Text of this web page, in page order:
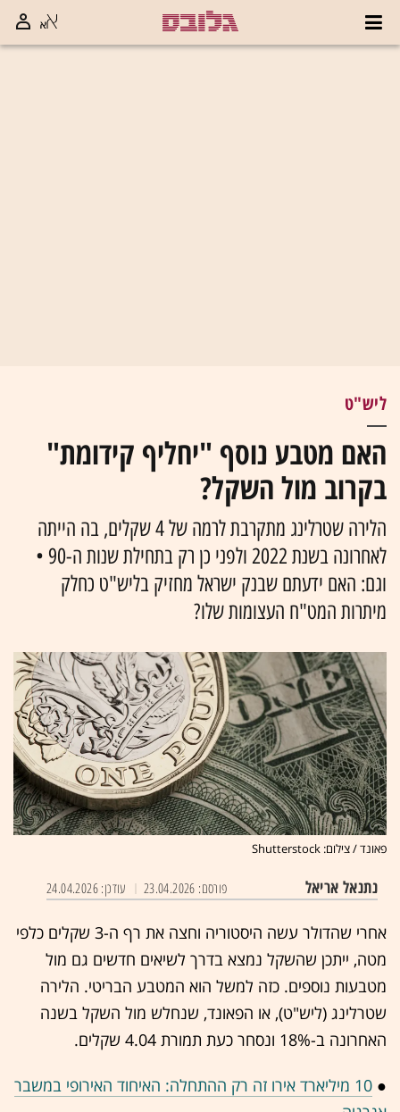
ליש"ט
האם מטבע נוסף "יחליף קידומת"
בקרוב מול השקל?
הלירה שטרלינג מתקרבת לרמה של 4 שקלים, בה הייתה
לאחרונה בשנת 2022 ולפני כן רק בתחילת שנות ה-90 •
וגם: האם ידעתם שבנק ישראל מחזיק בליש"ט כחלק
מיתרות המט"ח העצומות שלו?
פאונד / צילום: Shutterstock
נתנאל אריאל עודכן: 24.04.2026 פורסם: 23.04.2026
אחרי שהדולר עשה היסטוריה וחצה את רף ה-3 שקלים כלפי
מטה, ייתכן שהשקל נמצא בדרך לשיאים חדשים גם מול
מטבעות נוספים. כזה למשל הוא המטבע הבריטי. הלירה
שטרלינג (ליש"ט), או הפאונד, שנחלש מול השקל בשנה
האחרונה ב-18% ונסחר כעת תמורת 4.04 שקלים.
●
10 מיליארד אירו זה רק ההתחלה: האיחוד האירופי במשבר